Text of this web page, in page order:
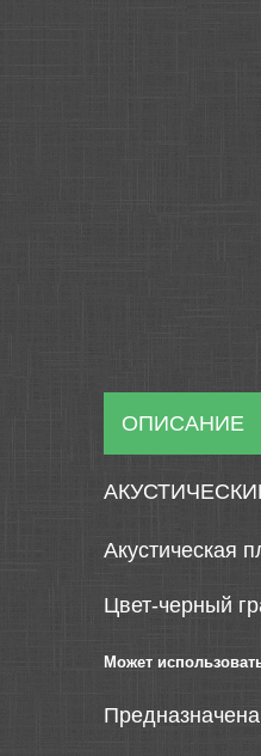
ОПИСАНИЕ
Акустическая
Цвет-черный
Может